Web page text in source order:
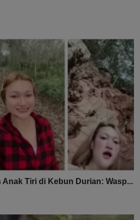
Tiri di Kebun Durian: Wasp...